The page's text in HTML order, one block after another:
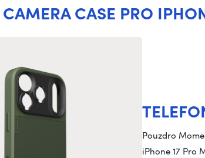
CASE PRO
Pouzdro
iPhone 17 Pro